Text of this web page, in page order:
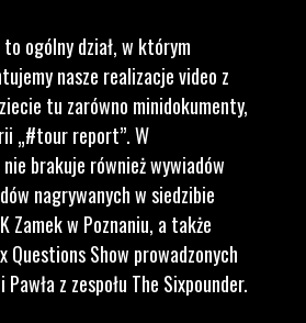
ogólny dział, w którym
nasze realizacje video z
tu zarówno minidokumenty,
„#tour report”. W
brakuje również wywiadów
nagrywanych w siedzibie
Zamek w Poznaniu, a także
Questions Show prowadzonych
z zespołu The Sixpounder.